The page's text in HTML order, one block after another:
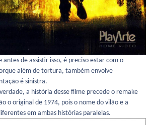
antes de assistir isso, é preciso estar com o
além de tortura, também envolve
é sinistra.
a história desse filme precede o remake
o original de 1974, pois o nome do vilão e a
em ambas histórias paralelas.